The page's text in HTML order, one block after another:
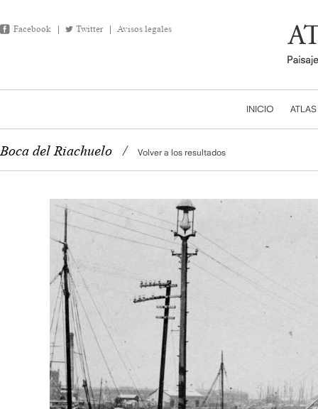
Facebook Twitter Avisos legales
INICIO ATLAS
Boca del Riachuelo / Volver a los resultados